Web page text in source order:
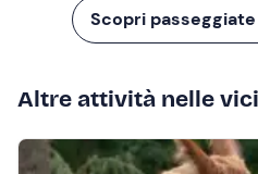
Scopri
Altre attività nelle